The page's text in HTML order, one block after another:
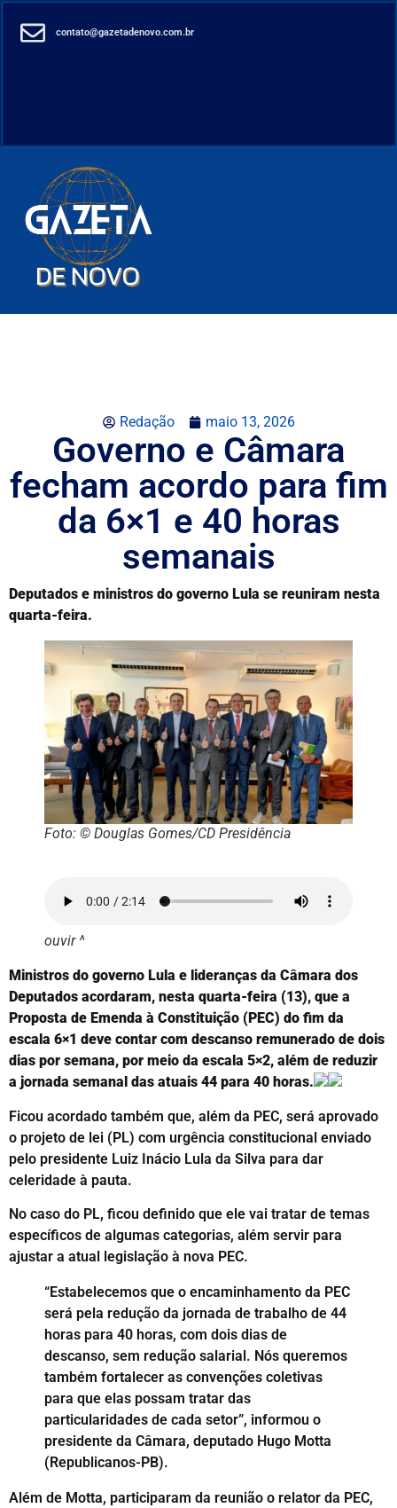
contato@gazetadenovo.com.br
Redação maio 13, 2026
Governo e Câmara
fecham acordo para fim
da 6×1 e 40 horas
semanais
Deputados e ministros do governo Lula se reuniram nesta
quarta-feira.
Foto: © Douglas Gomes/CD Presidência
ouvir ^
Ministros do governo Lula e lideranças da Câmara dos
Deputados acordaram, nesta quarta-feira (13), que a
Proposta de Emenda à Constituição (PEC) do fim da
escala 6×1 deve contar com descanso remunerado de dois
dias por semana, por meio da escala 5×2, além de reduzir
a jornada semanal das atuais 44 para 40 horas.
Ficou acordado também que, além da PEC, será aprovado
o projeto de lei (PL) com urgência constitucional enviado
pelo presidente Luiz Inácio Lula da Silva para dar
celeridade à pauta.
No caso do PL, ficou definido que ele vai tratar de temas
específicos de algumas categorias, além servir para
ajustar a atual legislação à nova PEC.
“Estabelecemos que o encaminhamento da PEC
será pela redução da jornada de trabalho de 44
horas para 40 horas, com dois dias de
descanso, sem redução salarial. Nós queremos
também fortalecer as convenções coletivas
para que elas possam tratar das
particularidades de cada setor”, informou o
presidente da Câmara, deputado Hugo Motta
(Republicanos-PB).
Além de Motta, participaram da reunião o relator da PEC,